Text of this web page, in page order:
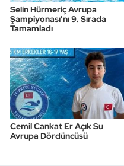
Selin Hürmeriç Avrupa
Şampiyonası'nı 9. Sırada
Tamamladı
Cemil Cankat Er Açık Su
Avrupa Dördüncüsü